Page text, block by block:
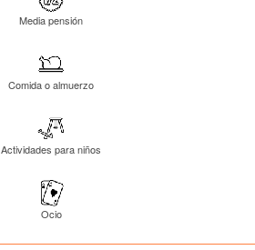
Media pensión
Comida o almuerzo
Actividades para niños
Ocio